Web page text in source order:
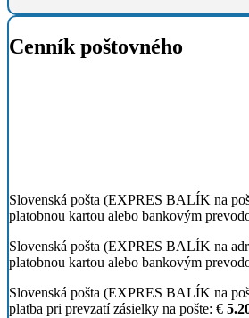
Cenník poštovného
Slovenská pošta (EXPRES BALÍK na
platobnou kartou alebo bankovým
Slovenská pošta (EXPRES BALÍK na
platobnou kartou alebo bankovým
Slovenská pošta (EXPRES BALÍK na
platba pri prevzatí zásielky na pošte: €